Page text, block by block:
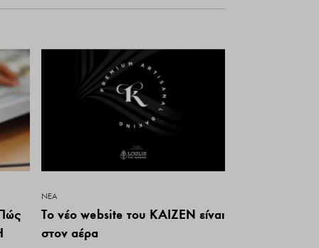
ΝΕΑ
Τo νέο website του ΚΑΙΖΕΝ είναι
στον αέρα